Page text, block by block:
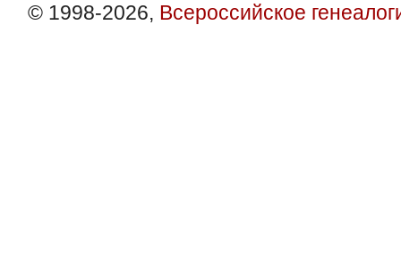
© 1998-2026, Всероссийское